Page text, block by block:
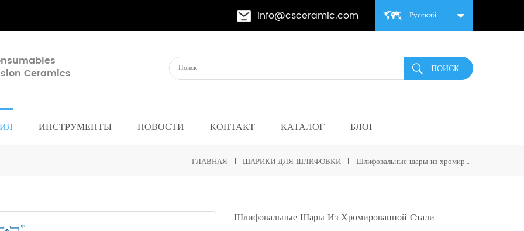
Русский
info@csceramic.com
Ceramics
ИНСТРУМЕНТЫ НОВОСТИ КОНТАКТ КАТАЛОГ БЛОГ
ГЛАВНАЯ ШАРИКИ ДЛЯ ШЛИФОВКИ Шлифовальные шары из хромированной стали
Шлифовальные Шары Из Хромированной Стали